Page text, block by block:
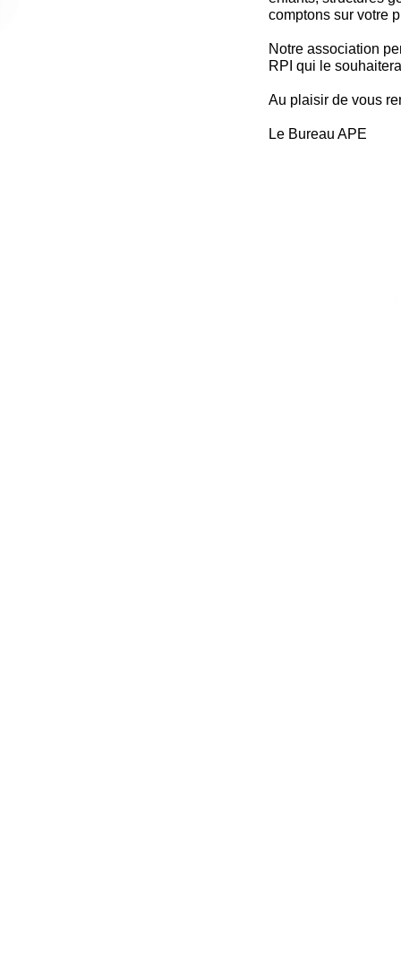
comptons sur votre
Notre association
RPI qui le
Au plaisir de vous
Le Bureau APE